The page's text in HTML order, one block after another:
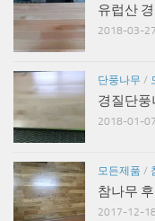
유럽산
2018-03-27
단풍나무 /
경질단풍
2018-01-07
모든제품 /
참나무
2017-12-18